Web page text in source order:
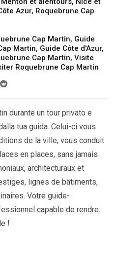
Azur, Roquebrune Cap
Cap Martin, Guide
Martin, Guide Côte d'Azur,
Cap Martin, Visite
Roquebrune Cap Martin
durante un tour privato e
tua guida. Celui-ci vous
de la ville, vous conduit
en places, sans jamais
architecturaux et
lignes de bâtiments,
Votre guide-
capable de rendre
!